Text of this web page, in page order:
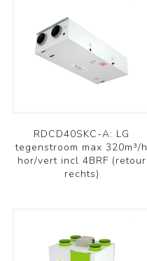
RDCD40SKC-A: LG
tegenstroom max 320m³/h
hor/vert incl 4BRF (retour
rechts)